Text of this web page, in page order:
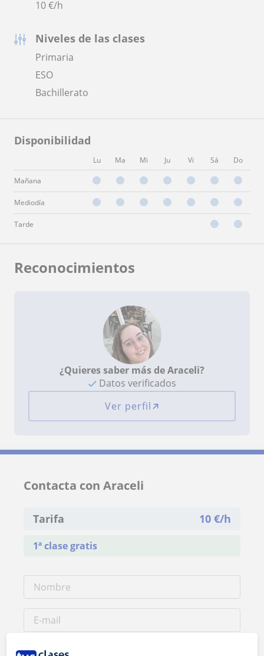
10€/h
Niveles de las clases
Primaria
ESO
Bachillerato
Disponibilidad
Lu Ma Mi Ju Vi Sá Do
Mañana
Mediodía
Tarde
Reconocimientos
¿Quieres saber más de Araceli?
Datos verificados
Ver perfil
Contacta con Araceli
Tarifa 10 €/h
1ª clase gratis